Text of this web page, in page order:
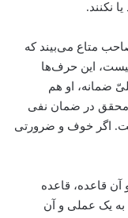
نکنند.
متاع می‌بیند که
این حرف‌ها
ضمانه، او هم
محقق در ضمان نفی
اگر خوف و ضرورتی
آن قاعده، قاعده
یک عملی و آن